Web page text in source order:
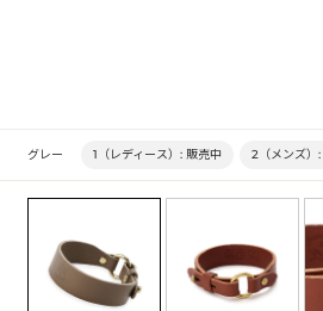
グレー 1（レディース）: 販売中 2（メンズ）: